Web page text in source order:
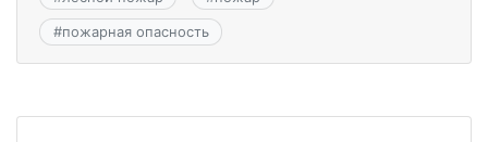
#пожарная опасность